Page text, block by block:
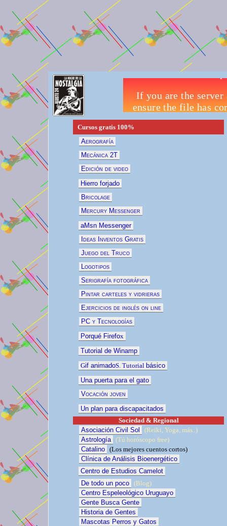
Cursos gratis 100%
Aerografía
Mecánica 2T
Edición de video
Hierro forjado
Bricolage
Mercury Messenger
aMsn Messenger
Ideas Inventos Gratis
Juego del Truco
Logotipos
Serigrafía fotográfica
Pintar carteles y vidrieras
Ejercicios de inglés on line
PC y Tecnologías
Porqué Firefox
Tutorial de Winamp
Gif animadoS. Tutorial básico
Una puerta para el gato
Vocación joven
Un plan para discapacitados
Sociedad & Regional
Asociación Civil Sol
(Reiki, Yoga, más..)
Astrología (Tú horóscopo free)
Catalino (Los mejores cuentos cortos)
Clínica de Análisis Bioenergético
Centro de Estudios Camelot
De todo un poco (Blog)
Centro Espeleológico Uruguayo
Gente Busca Gente
Historia de Gentes
Mascotas Perros y Gatos